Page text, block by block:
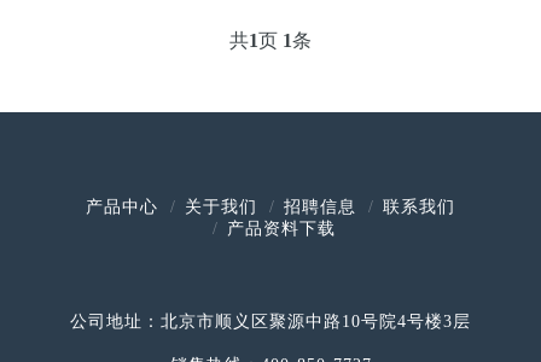
共1页 1条
产品中心 关于我们 招聘信息
联系我们
产品资料下载
公司地址：北京市顺义区聚源中路10号院4号楼3层